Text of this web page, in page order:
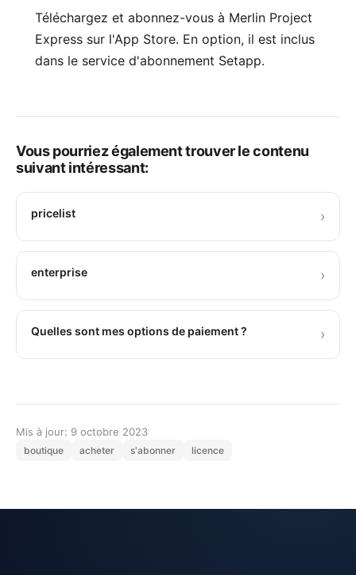
Téléchargez et abonnez-vous à Merlin Project
Express sur l'App Store. En option, il est inclus
dans le service d'abonnement Setapp.
Vous pourriez également trouver le contenu
suivant intéressant:
pricelist ›
enterprise ›
Quelles sont mes options de paiement ? ›
Mis à jour: 9 octobre 2023
boutique acheter s'abonner licence